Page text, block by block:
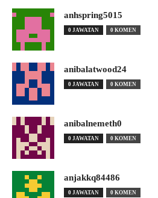
anhspring5015
0 JAWATAN 0 KOMEN
anibalatwood24
0 JAWATAN 0 KOMEN
anibalnemeth0
0 JAWATAN 0 KOMEN
anjakkq84486
0 JAWATAN 0 KOMEN